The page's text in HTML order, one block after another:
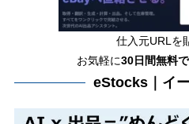
仕入元URLを
お気軽に30日間無料
eStocks｜イ